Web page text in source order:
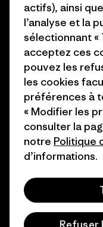
1% For The Planet
Comment nous
Cartes cadeaux
Nos magasins
© 2026 Patagonia, Inc. All
français
actifs), ainsi
l’analyse et la
sélectionnant «
acceptez ces
pouvez les
les cookies
préférences à
« Modifier les
consulter la
notre Politique
d’informations.